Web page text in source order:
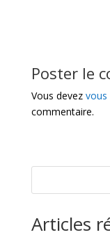
Poster le
Vous devez vous
commentaire.
Articles